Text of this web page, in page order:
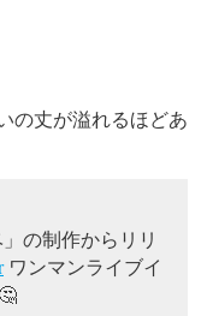
の丈が溢れるほどあ
の制作からリリ
ワンマンライブイ